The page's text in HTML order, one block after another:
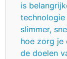
is
slimmer,
hoe zorg je
de doelen